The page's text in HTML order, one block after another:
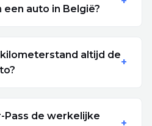
auto in België?
altijd de
Pass de werkelijke